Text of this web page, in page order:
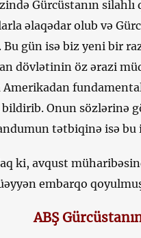
Gürcüstanın
əlaqədar olub və
Bu gün isə biz yeni bir
dövlətinin öz ərazi
bildirib. Onun sözlərinə
tətbiqinə isə bu
ki, avqust
embarqo
ABŞ